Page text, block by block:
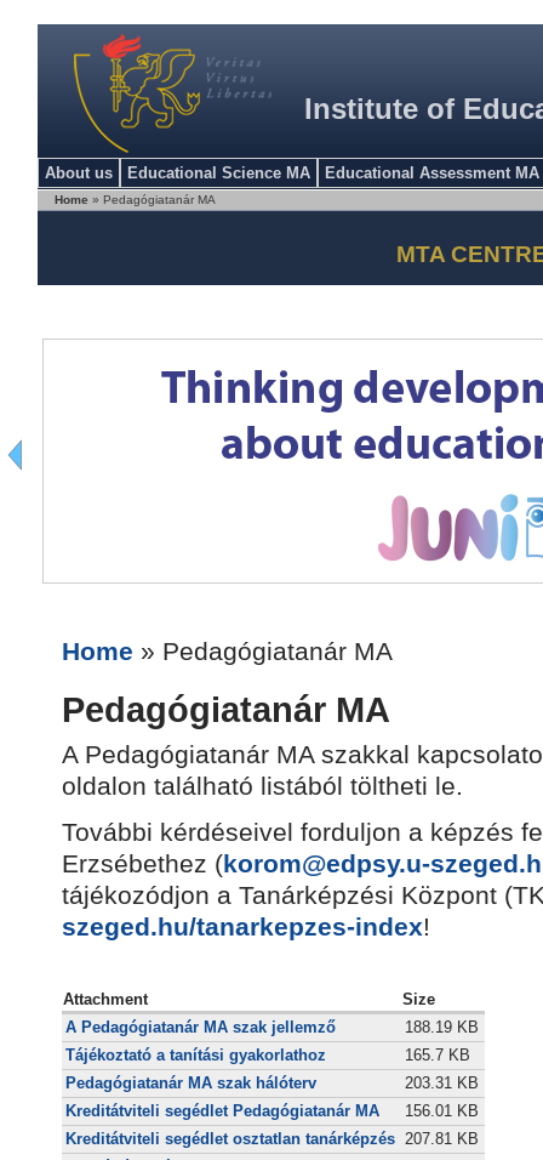
About us Educational Science MA Educational Assessment MA
Institute of
Home » Pedagógiatanár MA
MTA
Home » Pedagógiatanár MA
Pedagógiatanár MA
A Pedagógiatanár MA szakkal
oldalon található listából töltheti le.
További kérdéseivel forduljon a képzés
Erzsébethez (korom@edpsy.u-
tájékozódjon a Tanárképzési Központ
szeged.hu/tanarkepzes-index!
Attachment
Size
A Pedagógiatanár MA szak jellemző
188.19 KB
Tájékoztató a tanítási gyakorlathoz
165.7 KB
Pedagógiatanár MA szak hálóterv
203.31 KB
Kreditátviteli segédlet Pedagógiatanár MA
156.01 KB
Kreditátviteli segédlet osztatlan tanárképzés 207.81 KB